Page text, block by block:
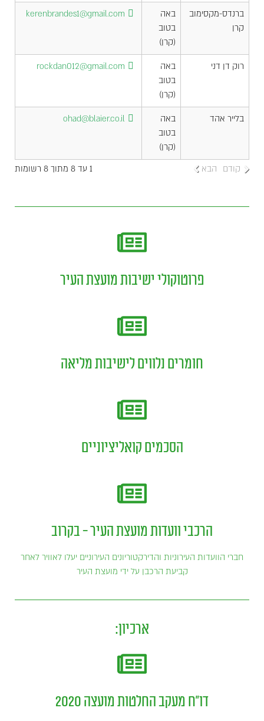
ברנדס-מקסימוב
קרן
באה
בטוב
(קרן)
kerenbrandes1@gmail.com
רוק דן דני
באה
בטוב
(קרן)
rockdan012@gmail.com
בלייר אהד
באה
בטוב
(קרן)
ohad@blaier.co.il
1 עד 8 מתוך 8 רשומות קודם הבא
פרוטוקולי ישיבות מועצת העיר
חומרים נלווים לישיבות מליאה
הסכמים קואליציוניים
הרכבי וועדות מועצת העיר - בקרוב
חברי הוועדות העירוניות והדירקטוריונים העירוניים יעלו לאוויר לאחר
קביעת הרכבן על ידי מועצת העיר
ארכיון:
דו"ח מעקב החלטות מועצה 2020